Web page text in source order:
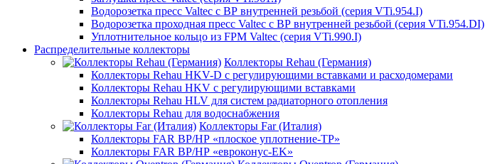
Водорозетка пресс Valtec с ВР внутренней резьбой (серия VTi.954.I)
Водорозетка проходная пресс Valtec с ВР внутренней резьбой (серия VTi.954.DI)
Уплотнительное кольцо из FPM Valtec (серия VTi.990.I)
Распределительные коллекторы
Коллекторы Rehau (Германия)
Коллекторы Rehau HKV-D с регулирующими вставками и расходомерами
Коллекторы Rehau HKV с регулирующими вставками
Коллекторы Rehau HLV для систем радиаторного отопления
Коллекторы Rehau для водоснабжения
Коллекторы Far (Италия)
Коллекторы FAR ВР/НР «плоское уплотнение-TP»
Коллекторы FAR ВР/НР «евроконус-EK»